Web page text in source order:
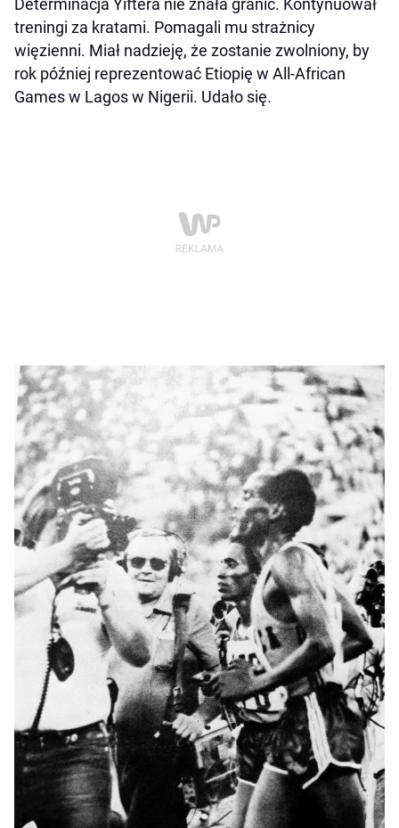
Determinacja Yiftera nie znała granic. Kontynuował
treningi za kratami. Pomagali mu strażnicy
więzienni. Miał nadzieję, że zostanie zwolniony, by
rok później reprezentować Etiopię w All-African
Games w Lagos w Nigerii. Udało się.